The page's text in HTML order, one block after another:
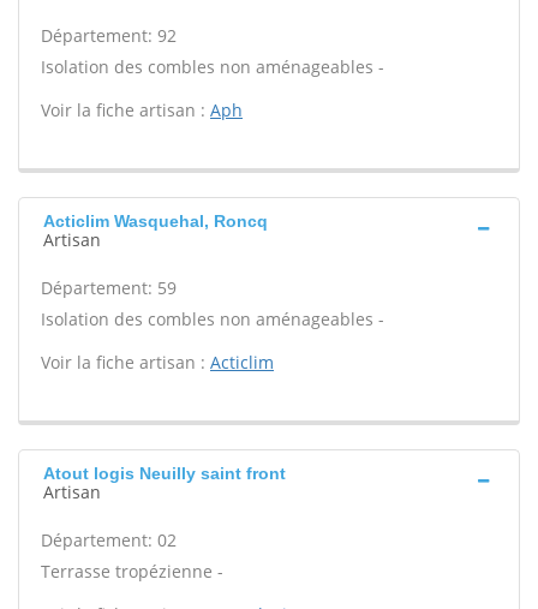
Département: 92
Isolation des combles non aménageables -
Voir la fiche artisan : Aph
Acticlim Wasquehal, Roncq
Artisan
Département: 59
Isolation des combles non aménageables -
Voir la fiche artisan : Acticlim
Atout logis Neuilly saint front
Artisan
Département: 02
Terrasse tropézienne -